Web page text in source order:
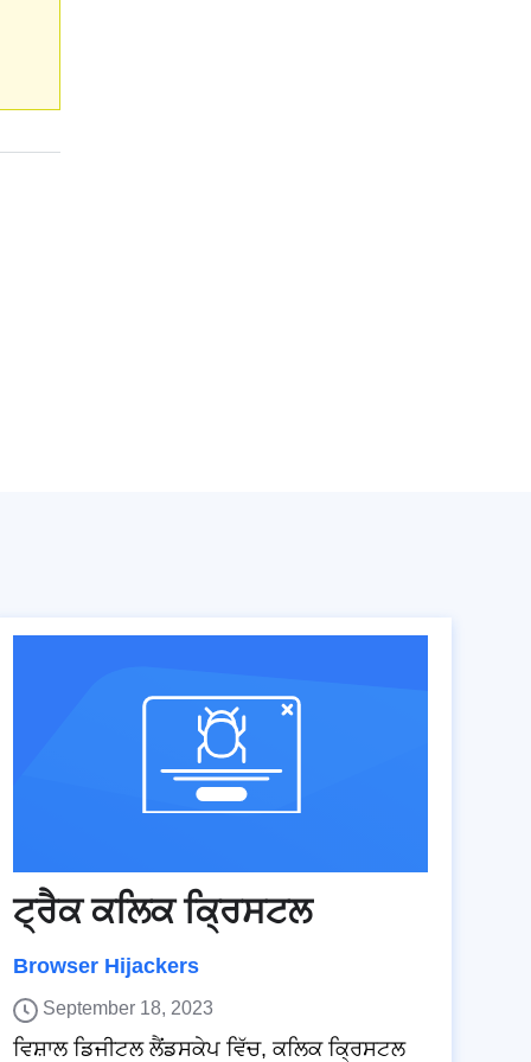
ਟ੍ਰੈਕ ਕਲਿਕ ਕ੍ਰਿਸਟਲ
Browser Hijackers
September 18, 2023
ਵਿਸ਼ਾਲ ਡਿਜੀਟਲ ਲੈਂਡਸਕੇਪ ਵਿੱਚ, ਕਲਿਕ ਕ੍ਰਿਸਟਲ